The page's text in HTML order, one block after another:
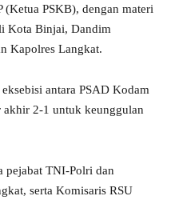
(Ketua PSKB), dengan materi
Kota Binjai, Dandim
Kapolres Langkat.
antara PSAD Kodam
akhir 2-1 untuk keunggulan
pejabat TNI-Polri dan
serta Komisaris RSU